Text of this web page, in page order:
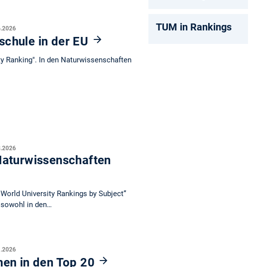
in der EU
Ranking". In den Naturwissenschaften
University Rankings by Subject“
in den…
in den Top 20
TUM in Rankings